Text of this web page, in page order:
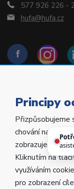
577 926 226 -
hufa@hufa.cz
Copyright ©
Principy
Přizpůsobujeme
chování na webu
zobrazujeme
Kliknutím na
využíváním
pro zobrazení